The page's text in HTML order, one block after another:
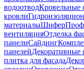
водоотводКровельные
кровли
материалыШифер
вентиляцияОтделка
панелиСайдинг
панелейДекоративные
плитка для фасада